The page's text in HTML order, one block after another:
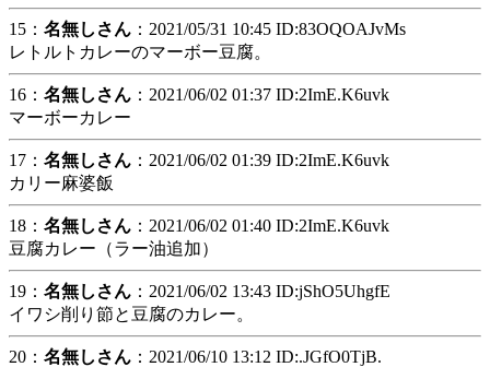
15： 名無しさん ：2021/05/31 10:45 ID:83OQOAJvMs
レトルトカレーのマーボー豆腐。
16： 名無しさん ：2021/06/02 01:37 ID:2ImE.K6uvk
マーボーカレー
17： 名無しさん ：2021/06/02 01:39 ID:2ImE.K6uvk
カリー麻婆飯
18： 名無しさん ：2021/06/02 01:40 ID:2ImE.K6uvk
豆腐カレー（ラー油追加）
19： 名無しさん ：2021/06/02 13:43 ID:jShO5UhgfE
イワシ削り節と豆腐のカレー。
20： 名無しさん ：2021/06/10 13:12 ID:.JGfO0TjB.